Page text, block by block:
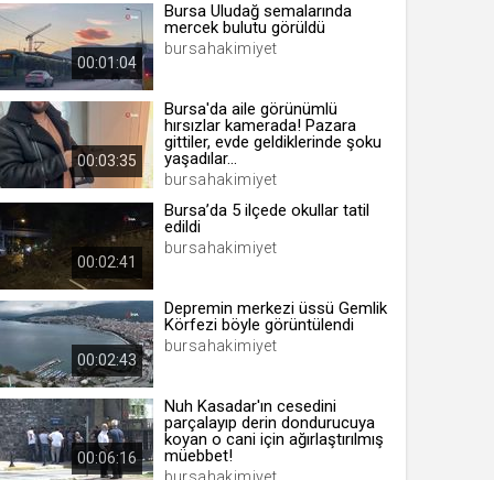
00:01:04
Bursa Uludağ semalarında
mercek bulutu görüldü
bursahakimiyet
00:03:35
Bursa'da aile görünümlü
hırsızlar kamerada! Pazara
gittiler, evde geldiklerinde şoku
yaşadılar...
bursahakimiyet
00:02:41
Bursa’da 5 ilçede okullar tatil
edildi
bursahakimiyet
00:02:43
Depremin merkezi üssü Gemlik
Körfezi böyle görüntülendi
bursahakimiyet
00:06:16
Nuh Kasadar'ın cesedini
parçalayıp derin dondurucuya
koyan o cani için ağırlaştırılmış
müebbet!